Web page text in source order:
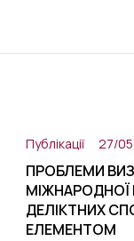
Публікації 27/
ПРОБЛЕМИ
МІЖНАРОДНОЇ
ДЕЛІКТНИХ
ЕЛЕМЕНТОМ